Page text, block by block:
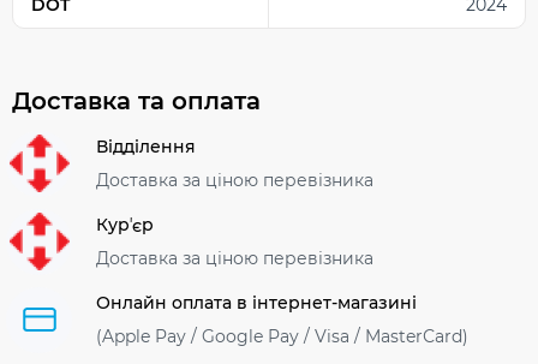
DOT 2024
Доставка та оплата
Відділення
Доставка за ціною перевізника
Курʼєр
Доставка за ціною перевізника
Онлайн оплата в інтернет-магазині
(Apple Pay / Google Pay / Visa / MasterСard)